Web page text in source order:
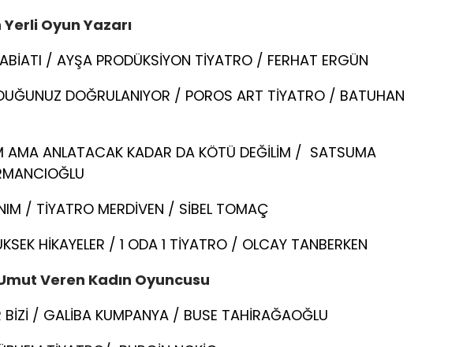
Yerli Oyun Yazarı
/ AYŞA PRODÜKSİYON TİYATRO / FERHAT ERGÜN
DOĞRULANIYOR / POROS ART TİYATRO / BATUHAN
AMA ANLATACAK KADAR DA KÖTÜ DEĞİLİM / SATSUMA
/ TİYATRO MERDİVEN / SİBEL TOMAÇ
HİKAYELER / 1 ODA 1 TİYATRO / OLCAY TANBERKEN
Veren Kadın Oyuncusu
BİZİ / GALİBA KUMPANYA / BUSE TAHİRAĞAOĞLU